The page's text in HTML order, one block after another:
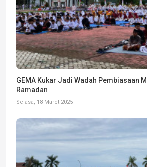
GEMA Kukar Jadi Wadah Pembiasaan
Ramadan
Selasa, 18 Maret 2025